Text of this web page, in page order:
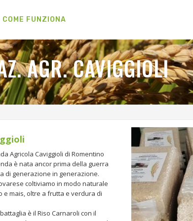
COME FUNZIONA
AGR. CAVIGGIOLI
Agricola Caviggioli di Romentino
è nata ancor prima della guerra
di generazione in generazione.
coltiviamo in modo naturale
e mais, oltre a frutta e verdura di
è il Riso Carnaroli con il